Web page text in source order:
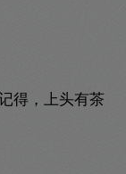
得，上头有茶